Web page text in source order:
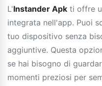
L'Instander Apk ti offre
integrata nell'app. Puoi
tuo dispositivo senza
aggiuntive. Questa
se hai bisogno di
momenti preziosi per